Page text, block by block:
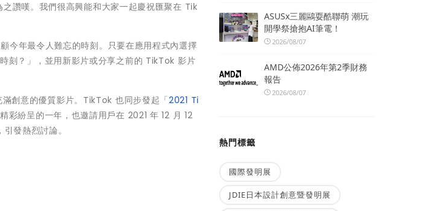
讚嘆。我們很高興能和大家一起慶祝匯聚在 Tik
今年最令人難忘的時刻。只要在應用程式內選擇
刻？」，並用新影片或分享之前的 TikTok 影片
創意的優質影片。TikTok 也同步發起「2021 Ti
彩紛呈的一年，也邀請用戶在 2021 年 12 月 12
發熱烈討論。
ASUSx三麗鷗耍酷聯萌 潮玩
開學祭搶抱AI筆電！
2026/08/07
AMD公佈2026年第2季財務
報告
2026/08/07
熱門標籤
國際發明展
JDIE日本設計創意暨發明展